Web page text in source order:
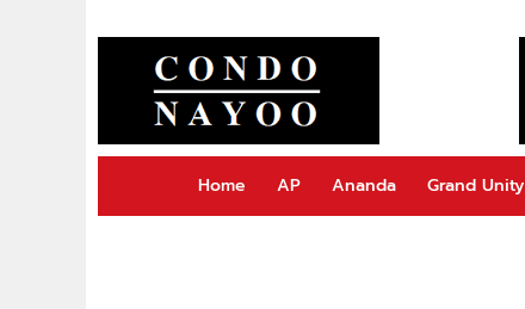
Home AP Ananda Grand Unity